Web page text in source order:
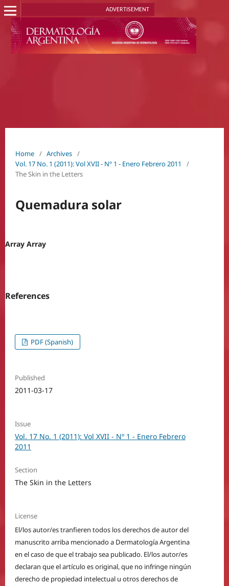
ADVERTISEMENT
Home / Archives /
Vol. 17 No. 1 (2011): Vol XVII - Nº 1 - Enero Febrero 2011
/
The Skin in the Letters
Quemadura solar
Array Array
References
PDF (Spanish)
Published
2011-03-17
Issue
Vol. 17 No. 1 (2011): Vol XVII - Nº 1 - Enero Febrero
2011
Section
The Skin in the Letters
License
El/los autor/es tranfieren todos los derechos de autor del
manuscrito arriba mencionado a Dermatología Argentina
en el caso de que el trabajo sea publicado. El/los autor/es
declaran que el artículo es original, que no infringe ningún
derecho de propiedad intelectual u otros derechos de